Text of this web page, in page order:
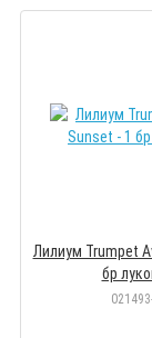
Лилиум Trumpet
бр